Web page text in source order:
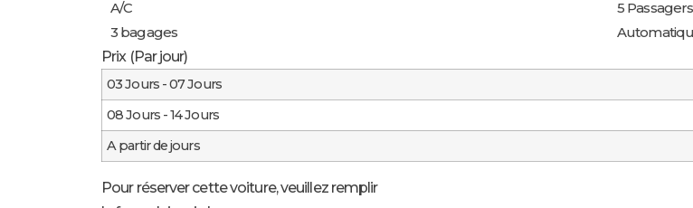
Prix (Par jour)
03 Jours - 07 Jours
08 Jours - 14 Jours
A partir de jours